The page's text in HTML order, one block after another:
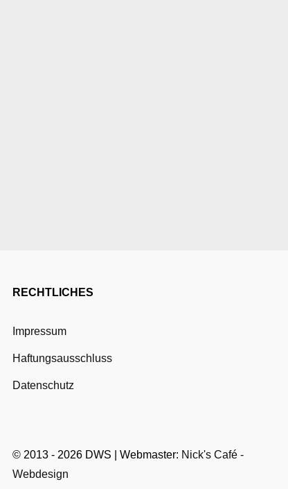
RECHTLICHES
Impressum
Haftungsausschluss
Datenschutz
© 2013 - 2026 DWS | Webmaster: Nick's Café -
Webdesign